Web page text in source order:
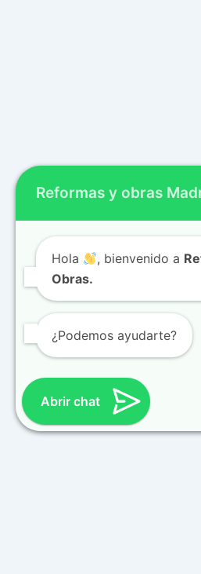
Reformas y obras
Hola , bienvenido a
Obras.
¿Podemos ayudarte?
Abrir chat